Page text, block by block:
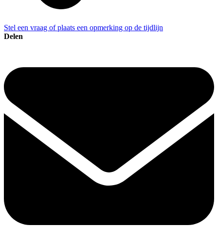
Stel een vraag of plaats een opmerking op de tijdlijn
Delen